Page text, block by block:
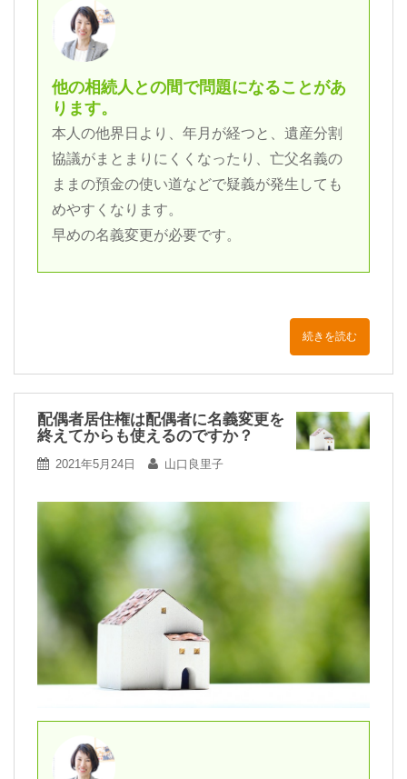
他の相続人との間で問題になることがあ
ります。
本人の他界日より、年月が経つと、遺産分割
協議がまとまりにくくなったり、亡父名義の
ままの預金の使い道などで疑義が発生しても
めやすくなります。
早めの名義変更が必要です。
続きを読む
配偶者居住権は配偶者に名義変更を
終えてからも使えるのですか？
2021年5月24日 山口良里子